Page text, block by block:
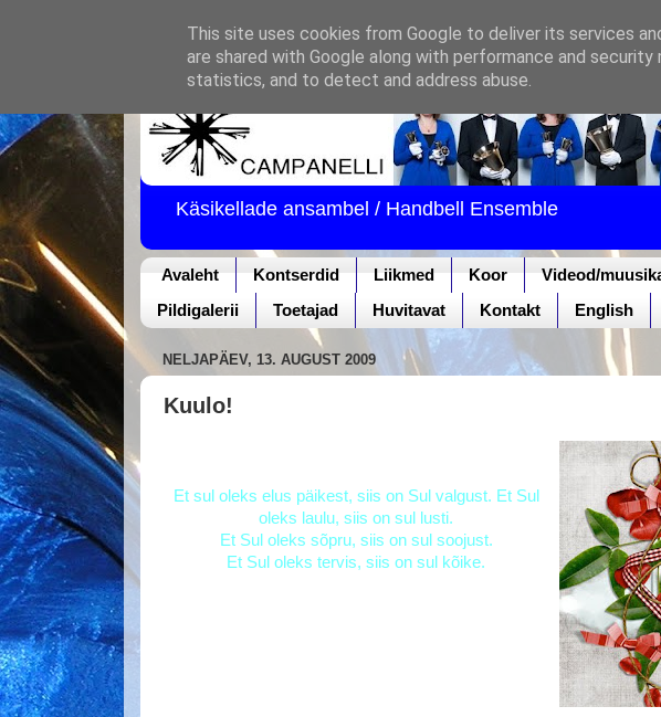
Käsikellade ansambel / Handbell Ensemble
Avaleht Kontserdid Liikmed Koor Videod/
Pildigalerii
Toetajad Huvitavat Kontakt English
NELJAPÄEV, 13. AUGUST 2009
Kuulo!
Et sul oleks elus päikest, siis on Sul valgust. Et Sul
oleks laulu, siis on sul lusti.
Et Sul oleks sõpru, siis on sul soojust.
Et Sul oleks tervis, siis on sul kõike.
This site uses cookies from Google to deliver its services
are shared with Google along with performance and
statistics, and to detect and address abuse.